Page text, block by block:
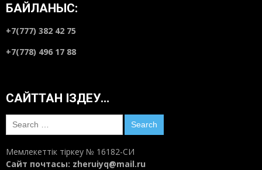
БАЙЛАНЫС:
+7(777) 382 42 75
+7(778) 496 17 88
САЙТТАН ІЗДЕУ…
Search
for:
Мемлекеттік тіркеу № 16182-СИ
Сайт почтасы: zheruiyq@mail.ru